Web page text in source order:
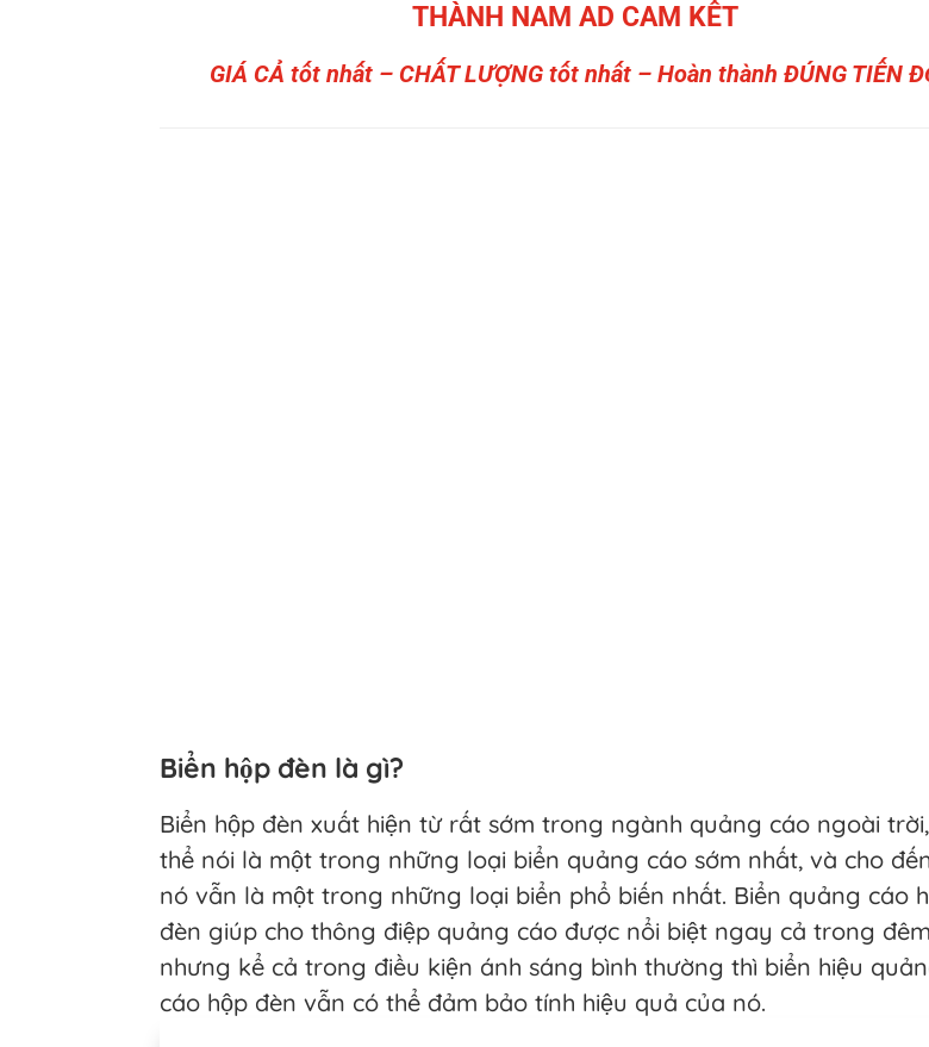
THÀNH NAM AD CAM KẾT
GIÁ CẢ tốt nhất – CHẤT LƯỢNG tốt nhất – Hoàn thành ĐÚNG TIẾN
Biển hộp đèn là gì?
Biển hộp đèn xuất hiện từ rất sớm trong ngành quảng cáo ngoài
thể nói là một trong những loại biển quảng cáo sớm nhất, và cho
nó vẫn là một trong những loại biển phổ biến nhất. Biển quảng cáo
đèn giúp cho thông điệp quảng cáo được nổi biệt ngay cả trong
nhưng kể cả trong điều kiện ánh sáng bình thường thì biển hiệu
cáo hộp đèn vẫn có thể đảm bảo tính hiệu quả của nó.